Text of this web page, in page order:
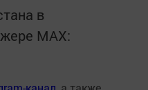
в
MАХ: